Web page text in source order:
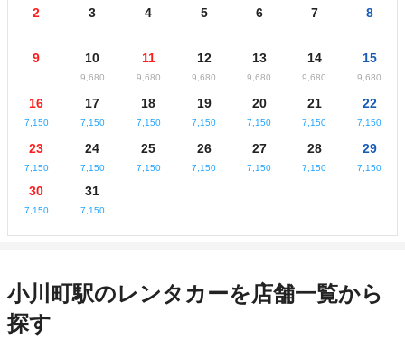
2 3 4 5 6 7 8
9 10
9,680
11
9,680
12
9,680
13
9,680
14
9,680
15
9,680
16
7,150
17
7,150
18
7,150
19
7,150
20
7,150
21
7,150
22
7,150
23
7,150
24
7,150
25
7,150
26
7,150
27
7,150
28
7,150
29
7,150
30
7,150
31
7,150
小川町駅のレンタカーを店舗一覧から
探す